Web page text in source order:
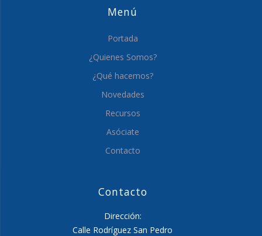
Menú
Portada
¿Quienes Somos?
¿Qué hacemos?
Novedades
Recursos
Asóciate
Contacto
Contacto
Dirección:
Calle Rodríguez San Pedro